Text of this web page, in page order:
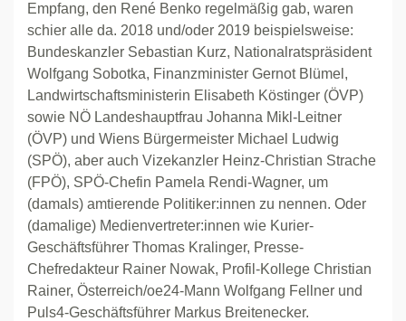
Empfang, den René Benko regelmäßig gab, waren
schier alle da. 2018 und/oder 2019 beispielsweise:
Bundeskanzler Sebastian Kurz, Nationalratspräsident
Wolfgang Sobotka, Finanzminister Gernot Blümel,
Landwirtschaftsministerin Elisabeth Köstinger (ÖVP)
sowie NÖ Landeshauptfrau Johanna Mikl-Leitner
(ÖVP) und Wiens Bürgermeister Michael Ludwig
(SPÖ), aber auch Vizekanzler Heinz-Christian Strache
(FPÖ), SPÖ-Chefin Pamela Rendi-Wagner, um
(damals) amtierende Politiker:innen zu nennen. Oder
(damalige) Medienvertreter:innen wie Kurier-
Geschäftsführer Thomas Kralinger, Presse-
Chefredakteur Rainer Nowak, Profil-Kollege Christian
Rainer, Österreich/oe24-Mann Wolfgang Fellner und
Puls4-Geschäftsführer Markus Breitenecker.